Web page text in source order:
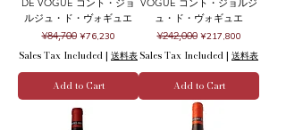
ルジュ・ド・ヴォギュエ
Regular Price
¥84,700 Sale Price
¥76,230
Sales Tax Included | 送料表
Add to Cart
ュ・ド・ヴォギュエ
Regular Price
¥242,000 Sale Price
¥217,800
Sales Tax Included | 送料表
Add to Cart